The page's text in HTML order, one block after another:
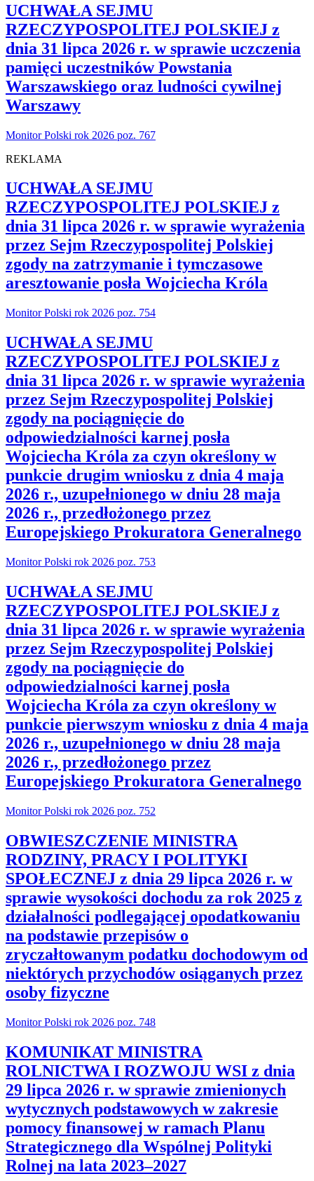
UCHWAŁA SEJMU
RZECZYPOSPOLITEJ POLSKIEJ z
dnia 31 lipca 2026 r. w sprawie uczczenia
pamięci uczestników Powstania
Warszawskiego oraz ludności cywilnej
Warszawy
Monitor Polski rok 2026 poz. 767
REKLAMA
UCHWAŁA SEJMU
RZECZYPOSPOLITEJ POLSKIEJ z
dnia 31 lipca 2026 r. w sprawie wyrażenia
przez Sejm Rzeczypospolitej Polskiej
zgody na zatrzymanie i tymczasowe
aresztowanie posła Wojciecha Króla
Monitor Polski rok 2026 poz. 754
UCHWAŁA SEJMU
RZECZYPOSPOLITEJ POLSKIEJ z
dnia 31 lipca 2026 r. w sprawie wyrażenia
przez Sejm Rzeczypospolitej Polskiej
zgody na pociągnięcie do
odpowiedzialności karnej posła
Wojciecha Króla za czyn określony w
punkcie drugim wniosku z dnia 4 maja
2026 r., uzupełnionego w dniu 28 maja
2026 r., przedłożonego przez
Europejskiego Prokuratora Generalnego
Monitor Polski rok 2026 poz. 753
UCHWAŁA SEJMU
RZECZYPOSPOLITEJ POLSKIEJ z
dnia 31 lipca 2026 r. w sprawie wyrażenia
przez Sejm Rzeczypospolitej Polskiej
zgody na pociągnięcie do
odpowiedzialności karnej posła
Wojciecha Króla za czyn określony w
punkcie pierwszym wniosku z dnia 4 maja
2026 r., uzupełnionego w dniu 28 maja
2026 r., przedłożonego przez
Europejskiego Prokuratora Generalnego
Monitor Polski rok 2026 poz. 752
OBWIESZCZENIE MINISTRA
RODZINY, PRACY I POLITYKI
SPOŁECZNEJ z dnia 29 lipca 2026 r. w
sprawie wysokości dochodu za rok 2025 z
działalności podlegającej opodatkowaniu
na podstawie przepisów o
zryczałtowanym podatku dochodowym od
niektórych przychodów osiąganych przez
osoby fizyczne
Monitor Polski rok 2026 poz. 748
KOMUNIKAT MINISTRA
ROLNICTWA I ROZWOJU WSI z dnia
29 lipca 2026 r. w sprawie zmienionych
wytycznych podstawowych w zakresie
pomocy finansowej w ramach Planu
Strategicznego dla Wspólnej Polityki
Rolnej na lata 2023–2027